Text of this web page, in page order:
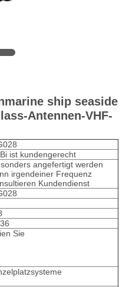
ship seaside
Antennen-VHF-
ist kundengerecht
angefertigt werden
irgendeiner Frequenz
Kundendienst
Sie